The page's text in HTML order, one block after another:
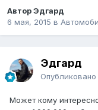
Автор Эдгард
6 мая, 2015 в
Эдгард
Опубликовано
Может кому